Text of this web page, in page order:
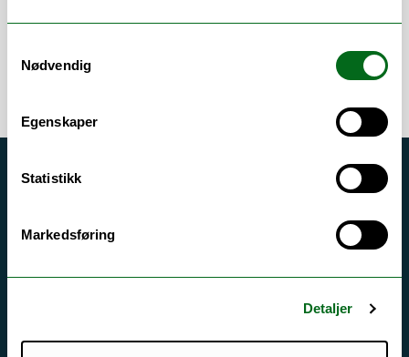
Nødvendig
Egenskaper
Statistikk
Markedsføring
Detaljer
Akutt hjelp
Driftsmeldinger
Personvern ved UiT
Sikkerhet, beredskap og personvern
Informasjonskapsler